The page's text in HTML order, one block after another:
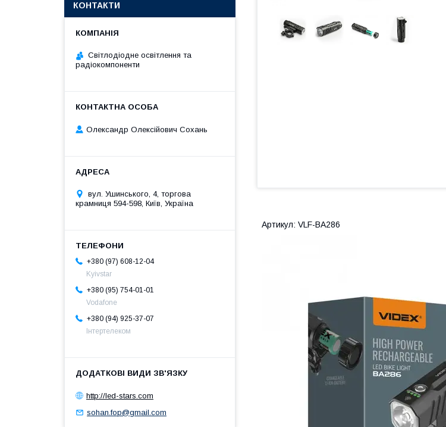
Артикул: VLF-BA286
КОНТАКТИ
Світлодіодне освітлення та
радіокомпоненти
Олександр Олексійович Сохань
вул. Ушинського, 4, торгова
крамниця 594-598, Київ, Україна
+380 (97) 608-12-04
Kyivstar
+380 (95) 754-01-01
Vodafone
+380 (94) 925-37-07
Інтертелеком
http://led-stars.com
sohan.fop@gmail.com